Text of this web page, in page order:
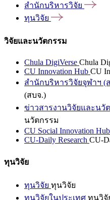
สำนักบริหารวิจัย
ทุนวิจัย
วิจัยและนวัตกรรม
Chula DigiVerse Chula
CU Innovation Hub CU
สำนักบริหารวิจัยจุฬาฯ (
(สบจ.)
ข่าวสารงานวิจัยและนวั
นวัตกรรม
CU Social Innovation Hub
CU-Daily Research CU-
ทุนวิจัย
ทุนวิจัย ทุนวิจัย
ทุนวิจัยในประเทศ ทุนวิจั